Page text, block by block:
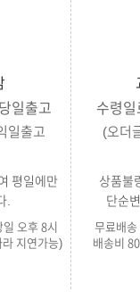
일출고
일출고
평일에만
.
오후 8시
지연가능)
수령일
(오더
상품불
단순
무료배송
배송비